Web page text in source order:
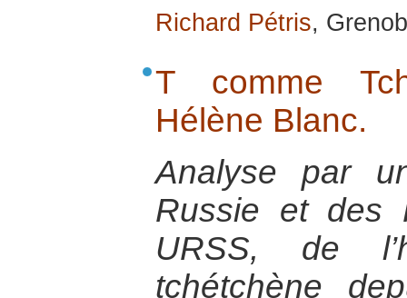
Richard Pétris,
T comme
Hélène Blanc.
Analyse par
Russie et des
URSS, de
tchétchène